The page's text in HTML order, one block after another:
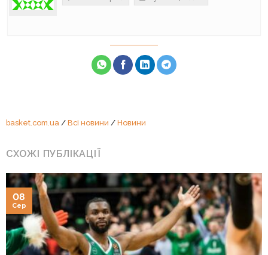
basket.com.ua/ Всі новини / Новини
СХОЖІ ПУБЛІКАЦІЇ
08
Сер